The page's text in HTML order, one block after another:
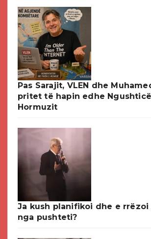
Pas Sarajit, VLEN dhe
pritet të hapin edhe
Hormuzit
Ja kush planifikoi dhe e rrëzoi
nga pushteti?